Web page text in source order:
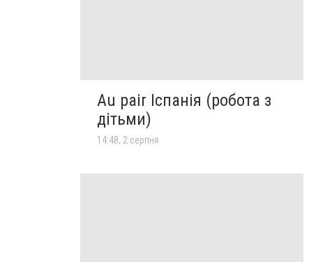
Au pair Іспанія (робота з
дітьми)
14:48, 2 серпня